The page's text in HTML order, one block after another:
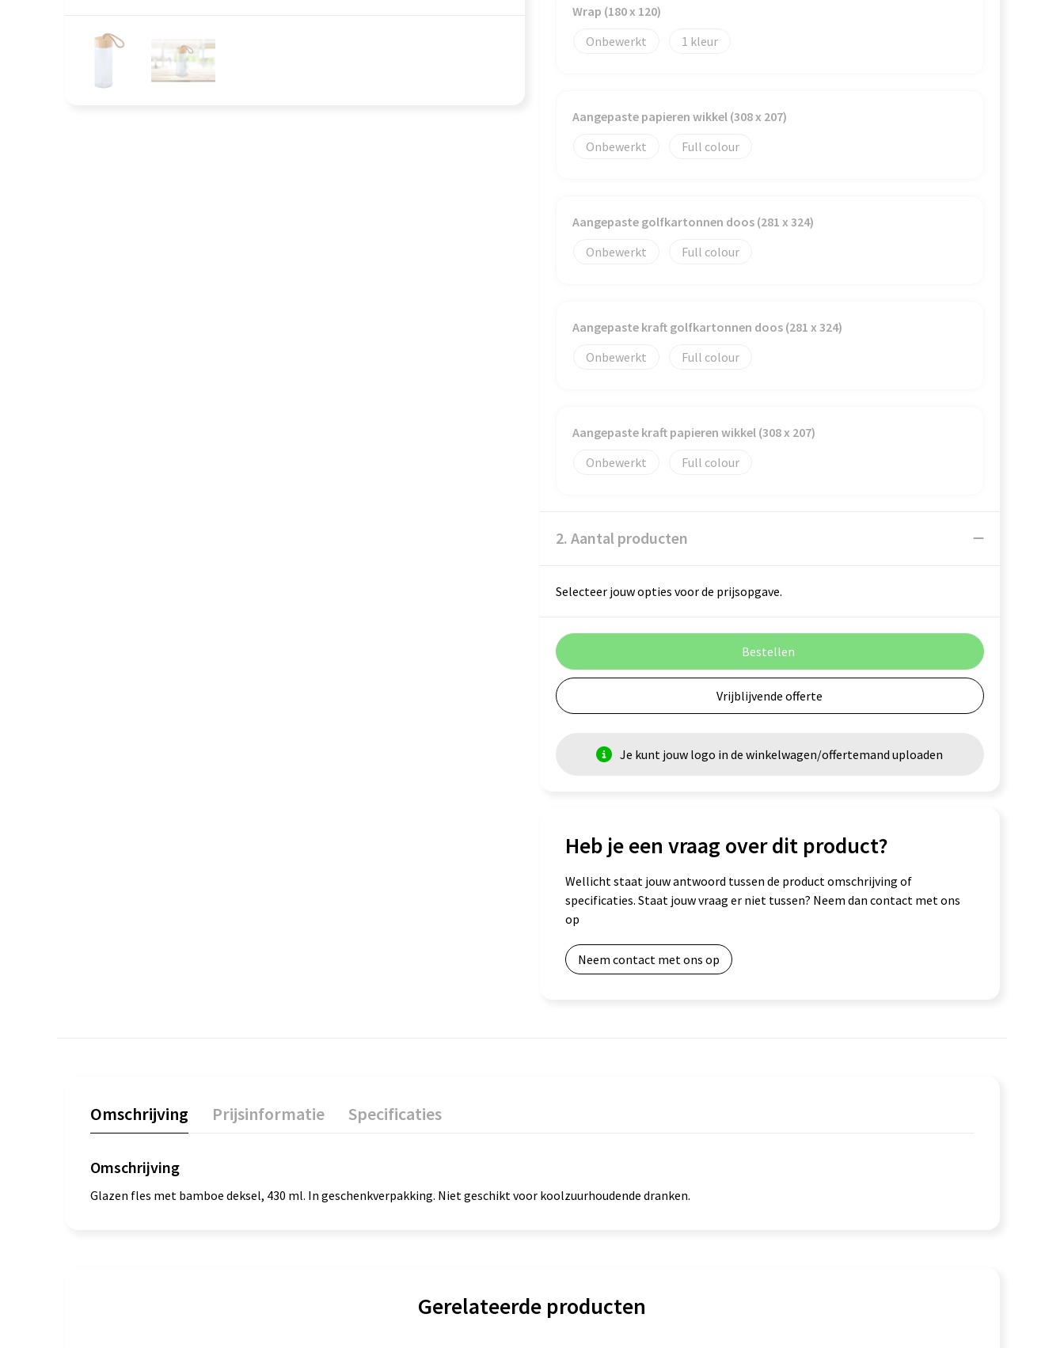
Wrap (180 x 120)
Onbewerkt
1
Aangepaste papieren wikkel (308 x 207)
Onbewerkt
Full colour
Aangepaste golfkartonnen doos (281 x 324)
Onbewerkt
Full colour
Aangepaste kraft golfkartonnen doos (281 x 324)
Onbewerkt
Full colour
Aangepaste kraft papieren wikkel (308 x 207)
Onbewerkt
Full colour
2. Aantal producten
Selecteer jouw opties voor de prijsopgave.
Bestellen
Vrijblijvende offerte
Je kunt jouw logo in de winkelwagen/offertemand uploaden
Heb je een vraag over dit product?
Wellicht staat jouw antwoord tussen de product omschrijving of
specificaties. Staat jouw vraag er niet tussen? Neem dan contact met ons
op
Neem contact met ons op
Omschrijving Prijsinformatie Specificaties
Omschrijving
Glazen fles met bamboe deksel, 430 ml. In geschenkverpakking. Niet geschikt voor koolzuurhoudende dranken.
Gerelateerde producten